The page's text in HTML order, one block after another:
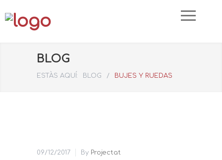
BLOG
ESTÀS AQUÍ: BLOG / BUJES Y RUEDAS
09/12/2017 By Projectat